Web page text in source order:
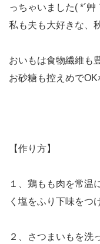
っちゃいました( *´艸
私も夫も大好きな、
おいもは食物繊維も
お砂糖も控えめでOK
【作り方】
１、鶏もも肉を常温
く塩をふり下味をつ
２、さつまいもを洗